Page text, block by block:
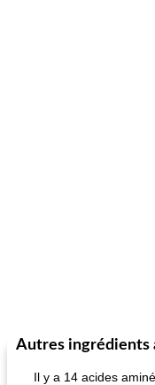
Autres ingrédients
Il y a 14 acides